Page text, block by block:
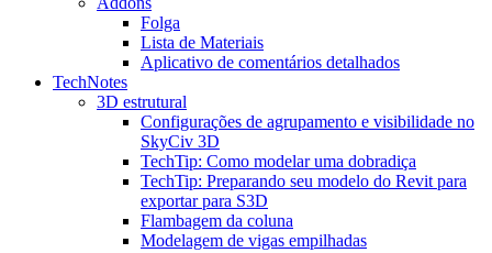
Folga
Lista de Materiais
Aplicativo de comentários detalhados
TechNotes
3D estrutural
Configurações de agrupamento e visibilidade no
SkyCiv 3D
TechTip: Como modelar uma dobradiça
TechTip: Preparando seu modelo do Revit para
exportar para S3D
Flambagem da coluna
Modelagem de vigas empilhadas